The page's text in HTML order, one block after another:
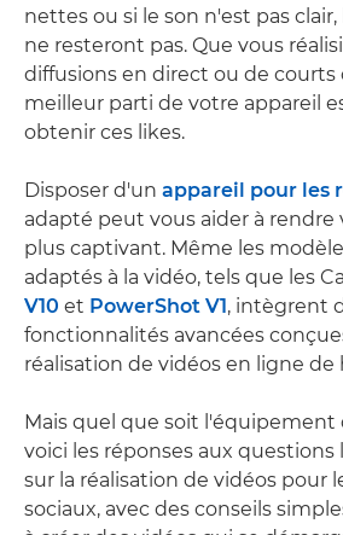
nettes ou si le son n'est pas
ne resteront pas. Que vous
diffusions en direct ou de courts
meilleur parti de votre appareil
obtenir ces likes.
Disposer d'un appareil pour les
adapté peut vous aider à
plus captivant. Même les
adaptés à la vidéo, tels que les
V10 et PowerShot V1, intègrent
fonctionnalités avancées
réalisation de vidéos en ligne
Mais quel que soit l'équipement
voici les réponses aux questions
sur la réalisation de vidéos pour
sociaux, avec des conseils